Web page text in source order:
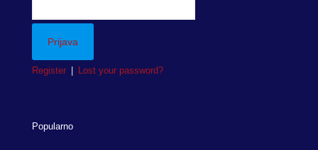
Register Lost your password?
Popularno